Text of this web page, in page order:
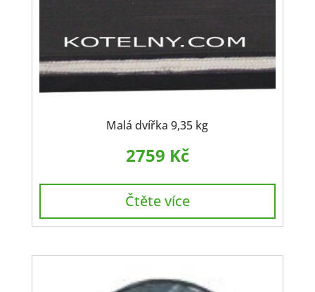
Malá dvířka 9,35 kg
2759 Kč
Čtěte více